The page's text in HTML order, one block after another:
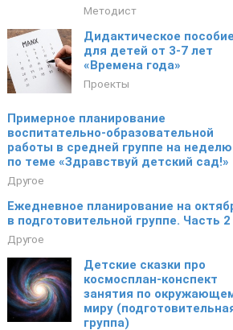
Методист
Дидактическое пособие
для детей от 3-7 лет
«Времена года»
Проекты
Примерное планирование
воспитательно-образовательной
работы в средней группе на неделю
по теме «Здравствуй детский сад!»
Другое
Ежедневное планирование на
в подготовительной группе. Часть 2
Другое
Детские сказки про
космосплан-конспект
занятия по
миру
группа)